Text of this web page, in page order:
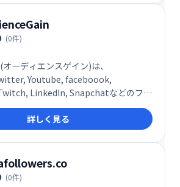
(0件)
ーディエンスゲイン)は、
Youtube, faceboook,
LinkedIn, Snapchatなどのフォ
きる海外のサービスです。
詳しく見る
(0件)